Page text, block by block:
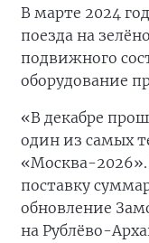
В марте 2024
поезда на
подвижного
оборудование
«В декабре
один из самых
«Москва-2026».
поставку
обновление
на Рублёво-